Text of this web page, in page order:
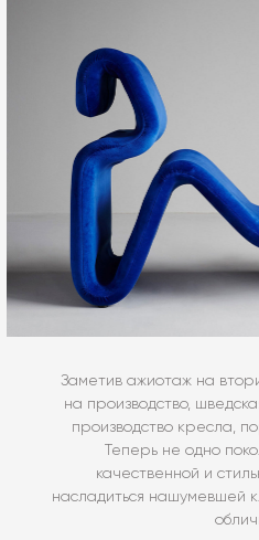
Заметив ажиотаж на
на производство,
производство кресла,
Теперь не одно
качественной и
насладиться нашумевшей